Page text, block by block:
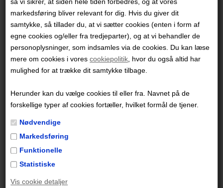
markedsføring bliver relevant for dig. Hvis du giver dit
samtykke, så tillader du, at vi sætter cookies (enten i form af
egne cookies og/eller fra tredjeparter), og at vi behandler de
personoplysninger, som indsamles via de cookies. Du kan læse
mere om cookies i vorescookiepolitik , hvor du også altid har
mulighed for at trække dit samtykke tilbage.
Herunder kan du vælge cookies til eller fra. Navnet på de
forskellige typer af cookies fortæller, hvilket formål de tjener.
Nødvendige
Markedsføring
Funktionelle
Statistiske
Vis cookie detaljer
Datteren Ulv bliver født under helt uforudsete
omstændigheder, men snart udbryder der kaos
omkring den kortvarigt lykkelige familie, da to
gammelkendte uslinge dukker op – samt den
forføreriske nøglernes vogter, der også kontrollerer
Thorgal er Europas største fantasytegneserie, skabt af
forfatteren Jean Van Hamme og tegneren Grzegorz
Rosinski. I Thorgalkrøniken genudgives fremover den
store, klassiske saga.
indeholder spændende ekstramateriale om de enkelte